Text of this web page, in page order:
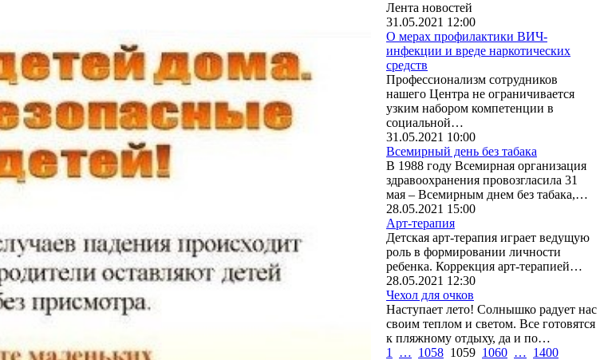
Лента новостей
31.05.2021 12:00
О мерах профилактики ВИЧ-
инфекции и вреде наркотических
средств
Профессионализм сотрудников
нашего Центра не ограничивается
узким набором компетенции в
социальной…
31.05.2021 10:00
Всемирный день без табака
В 1988 году Всемирная организация
здравоохранения провозгласила 31
мая – Всемирным днем без табака,…
28.05.2021 15:00
Арт-терапия
Детская арт-терапия играет ведущую
роль в формировании личности
ребенка. Коррекция арт-терапией…
28.05.2021 12:30
Чехол для очков
Наступает лето! Солнышко радует нас
своим теплом и светом. Все готовятся
к пляжному отдыху, да и по…
1
… 1058 1059 1060 … 1400